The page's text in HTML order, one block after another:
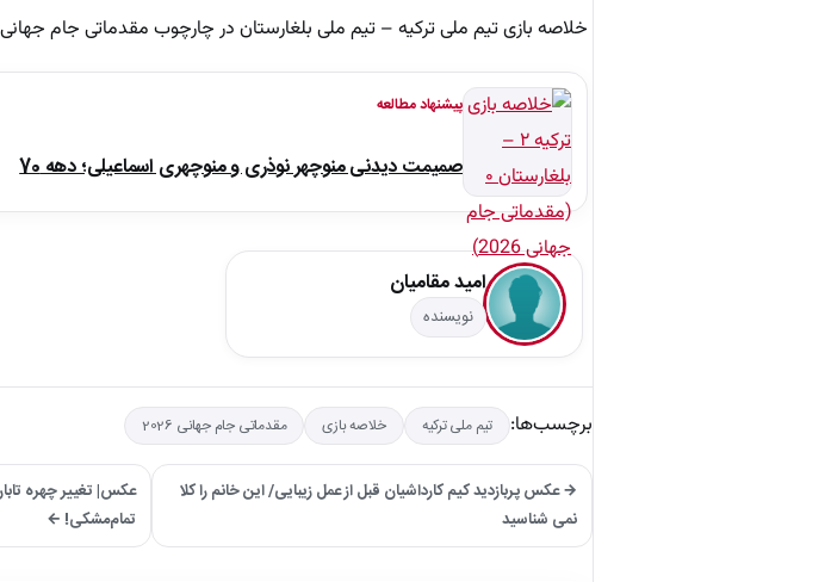
خلاصه بازی تیم ملی ترکیه – تیم ملی بلغارستان در چارچوب مقدماتی جام جهانی 2026
پیشنهاد مطالعه
صمیمت دیدنی منوچهر نوذری و منوچهری اسماعیلی؛ دهه 70
امید مقامیان
نویسنده
برچسب‌ها: تیم ملی ترکیه خلاصه بازی مقدماتی جام جهانی 2026
→ عکس پربازدید کیم کارداشیان قبل از عمل زیبایی/ این خانم را کلا
نمی شناسید
عکس| تغییر چهره
تمام‌مشکی! ←